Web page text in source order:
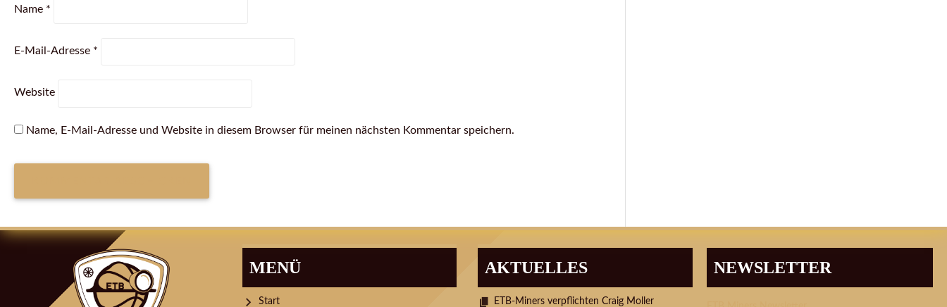
ARTIKEL-
NAVIGATION
Name *
E-Mail-Adresse *
Website
Name, E-Mail-Adresse und Website in diesem Browser für meinen nächsten Kommentar speichern.
MENÜ
Start
AKTUELLES
ETB-Miners verpflichten Craig Moller
NEWSLETTER